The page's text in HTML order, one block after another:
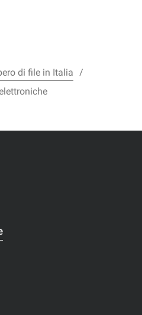
di file in Italia